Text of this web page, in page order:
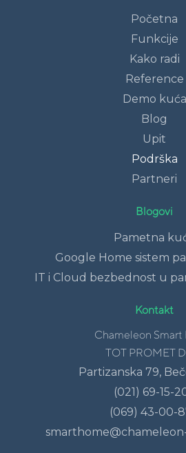
Početna
Funkcije
Kako radi
Reference
Demo kuća
Blog
Upit
Podrška
Partneri
Blogovi
Pametna
Google Home sistem
IT i Cloud bezbednost u
Kontakt
Chameleon Smart
TOT PROMET
Partizanska 79,
(021) 69-15-
(069) 43-00-